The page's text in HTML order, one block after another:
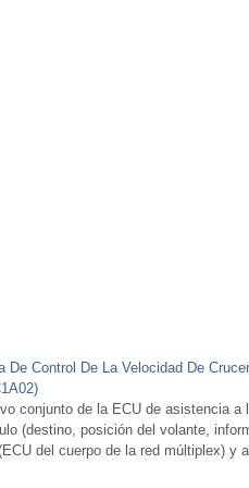
Control De La Velocidad De
conjunto de la ECU de asistencia a
(destino, posición del volante,
del cuerpo de la red múltiplex) y